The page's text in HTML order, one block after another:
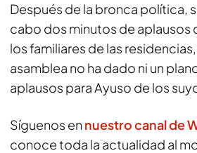
Después de la bronca política,
cabo dos minutos de aplausos
los familiares de las
asamblea no ha dado ni un
aplausos para Ayuso de los
Síguenos en nuestro canal de
conoce toda la actualidad al